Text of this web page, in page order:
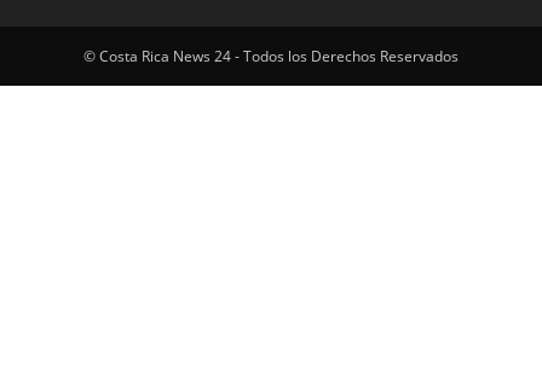
© Costa Rica News 24 - Todos los Derechos Reservados